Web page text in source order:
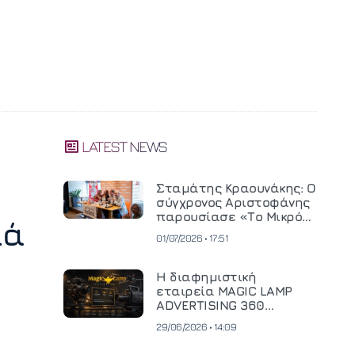
LATEST NEWS
Σταμάτης Κραουνάκης: Ο
σύγχρονος Αριστοφάνης
παρουσίασε «Το Μικρό
01/07/2026 • 17:51
Η διαφημιστική
εταιρεία MAGIC LAMP
ADVERTISING 360
κινηματογραφική
29/06/2026 • 14:09